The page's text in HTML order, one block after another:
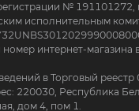
№
исполнительным
интернет-магазина
в Торговый реестр
220030, Республика
дом 4, пом 1.